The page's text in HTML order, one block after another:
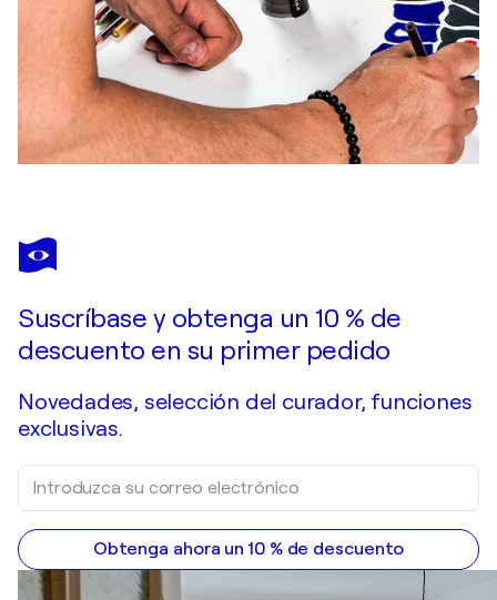
Suscríbase y obtenga un 10 % de
descuento en su primer pedido
Novedades, selección del curador, funciones
exclusivas.
Obtenga ahora un 10 % de descuento